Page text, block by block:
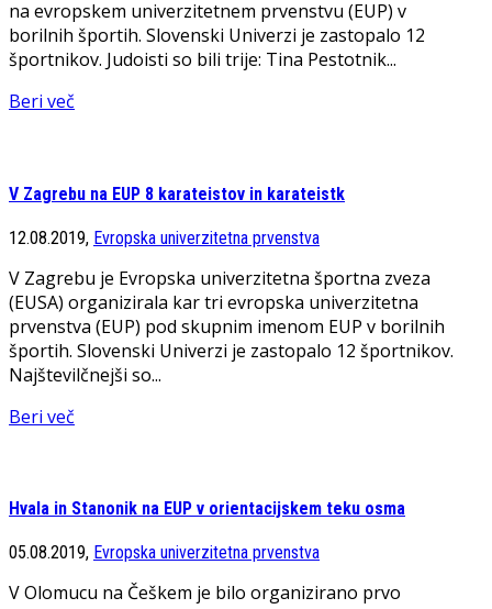
na evropskem univerzitetnem prvenstvu (EUP) v
borilnih športih. Slovenski Univerzi je zastopalo 12
športnikov. Judoisti so bili trije: Tina Pestotnik...
Beri več
V Zagrebu na EUP 8 karateistov in karateistk
12.08.2019, Evropska univerzitetna prvenstva
V Zagrebu je Evropska univerzitetna športna zveza
(EUSA) organizirala kar tri evropska univerzitetna
prvenstva (EUP) pod skupnim imenom EUP v borilnih
športih. Slovenski Univerzi je zastopalo 12 športnikov.
Najštevilčnejši so...
Beri več
Hvala in Stanonik na EUP v orientacijskem teku osma
05.08.2019, Evropska univerzitetna prvenstva
V Olomucu na Češkem je bilo organizirano prvo